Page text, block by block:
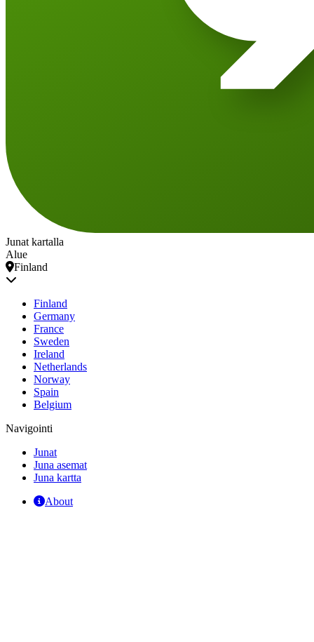
Junat kartalla
Alue
Finland
Finland
Germany
France
Sweden
Ireland
Netherlands
Norway
Spain
Belgium
Navigointi
Junat
Juna asemat
Juna kartta
About